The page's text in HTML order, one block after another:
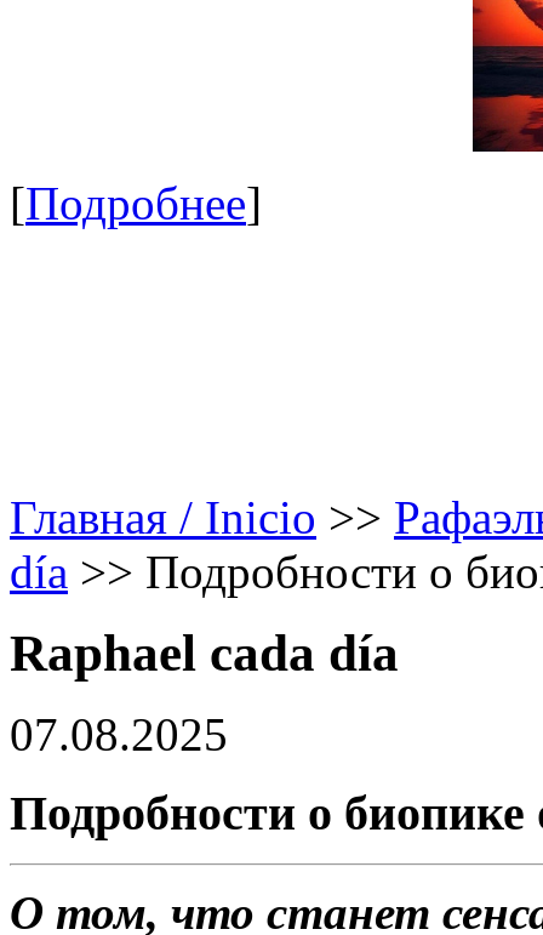
[Подробнее]
Главная / Inicio >>
día >> Подробности о
Raphael cada día
07.08.2025
Подробности о биопике
О том, что станет